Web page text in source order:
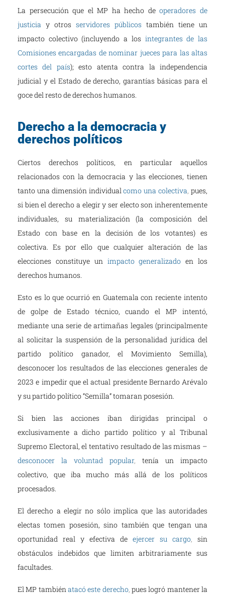
La persecución que el MP ha hecho de operadores de
justicia y otros servidores públicos también tiene un
impacto colectivo (incluyendo a los integrantes de las
Comisiones encargadas de nominar jueces para las altas
cortes del país); esto atenta contra la independencia
judicial y el Estado de derecho, garantías básicas para el
goce del resto de derechos humanos.
Derecho a la democracia y
derechos políticos
Ciertos derechos políticos, en particular aquellos
relacionados con la democracia y las elecciones, tienen
tanto una dimensión individual como una colectiva,pues,
si bien el derecho a elegir y ser electo son inherentemente
individuales, su materialización (la composición del
Estado con base en la decisión de los votantes) es
colectiva. Es por ello que cualquier alteración de las
elecciones constituye un impacto generalizado en los
derechos humanos.
Esto es lo que ocurrió en Guatemala con reciente intento
de golpe de Estado técnico, cuando el MP intentó,
mediante una serie de artimañas legales (principalmente
al solicitar la suspensión de la personalidad jurídica del
partido político ganador, el Movimiento Semilla),
desconocer los resultados de las elecciones generales de
2023 e impedir que el actual presidente Bernardo Arévalo
y su partido político “Semilla” tomaran posesión.
Si bien las acciones iban dirigidas principal o
exclusivamente a dicho partido político y al Tribunal
Supremo Electoral, el tentativo resultado de las mismas –
desconocer la voluntad popular, tenía un impacto
colectivo, que iba mucho más allá de los políticos
procesados.
El derecho a elegir no sólo implica que las autoridades
electas tomen posesión, sino también que tengan una
oportunidad real y efectiva de ejercer su cargo, sin
obstáculos indebidos que limiten arbitrariamente sus
facultades.
El MP tambiénatacó este derecho, pues logró mantener la